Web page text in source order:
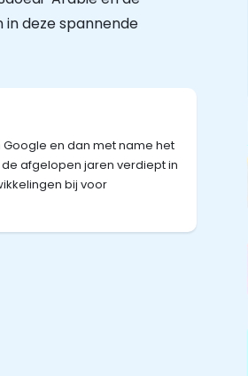
deze spannende
Google en dan met name het
de afgelopen jaren verdiept in
bij voor